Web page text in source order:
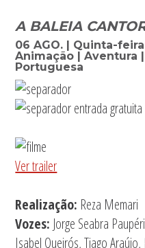
A BALEIA
06 AGO. | Quinta-
Animação | Aventura
Portuguesa
Ver trailer
Realização: Reza Memari
Vozes: Jorge Seabra
Isabel Queirós, Tiago